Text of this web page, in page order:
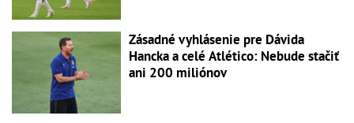
Zásadné vyhlásenie pre Dávida
Hancka a celé Atlético: Nebude stačiť
ani 200 miliónov